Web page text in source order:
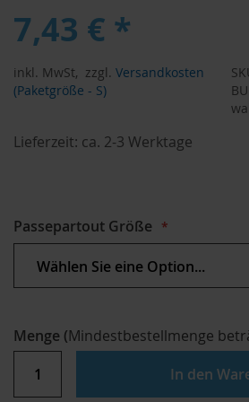
7,43 € *
inkl. MwSt, zzgl. Versandkosten
(Paketgröße - S)
Lieferzeit: ca. 2-3 Werktage
Passepartout Größe
Menge (Mindestbestellmenge
In den